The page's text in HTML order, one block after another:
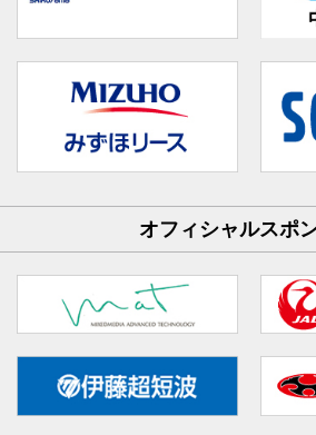
オフィシャルスポ